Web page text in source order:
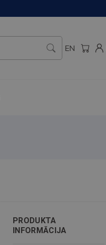
EN
PRODUKTA
INFORMĀCIJA